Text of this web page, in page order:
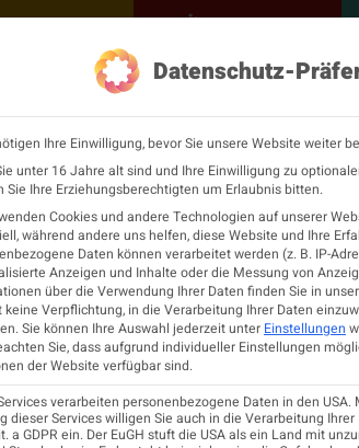
KONTAKT
2025
2025 CITYCUBE
Datenschutz-
Ihre Einwilligung, bevor Sie unsere Website weiter
unter 16 Jahre alt sind und Ihre Einwilligung zu
Sie Ihre Erziehungsberechtigten um Erlaubnis bitten.
Cookies und andere Technologien auf unserer
während andere uns helfen, diese Website und Ihre
Daten können verarbeitet werden (z. B. IP-
Anzeigen und Inhalte oder die Messung von
über die Verwendung Ihrer Daten finden Sie in
keine Verpflichtung, in die Verarbeitung Ihrer Daten
Sie können Ihre Auswahl jederzeit unter Einstellungen
Sie, dass aufgrund individueller Einstellungen
der Website verfügbar sind.
verarbeiten personenbezogene Daten in den
dieser Services willigen Sie auch in die Verarbeitung
a GDPR ein. Der EuGH stuft die USA als ein Land mit